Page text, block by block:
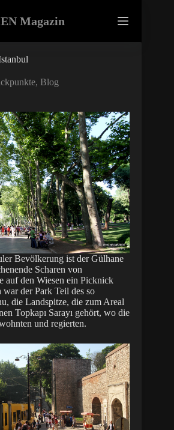
Magazin
, Blog
Bevölkerung ist der Gülhane
Scharen von
auf den Wiesen ein Picknick
der Park Teil des so
die Landspitze, die zum Areal
Topkapı Sarayı gehört, wo die
und regierten.